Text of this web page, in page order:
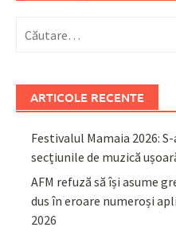
după:
ARTICOLE RECENTE
Festivalul Mamaia 2026:
secțiunile de muzică
AFM refuză să își asume
dus în eroare numeroși
2026